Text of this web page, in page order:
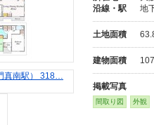
沿線・駅
地
土地面積
建物面積
掲載写真
間取り図 外観